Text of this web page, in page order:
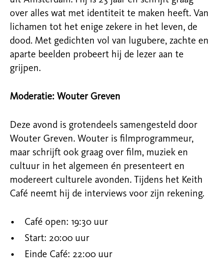
over alles wat met identiteit te maken heeft. Van
lichamen tot het enige zekere in het leven, de
dood. Met gedichten vol van lugubere, zachte en
aparte beelden probeert hij de lezer aan te
grijpen.
Moderatie: Wouter Greven
Deze avond is grotendeels samengesteld door
Wouter Greven. Wouter is filmprogrammeur,
maar schrijft ook graag over film, muziek en
cultuur in het algemeen én presenteert en
modereert culturele avonden. Tijdens het Keith
Café neemt hij de interviews voor zijn rekening.
Café open: 19:30 uur
Start: 20:00 uur
Einde Café: 22:00 uur